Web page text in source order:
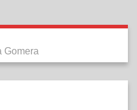
Gomera